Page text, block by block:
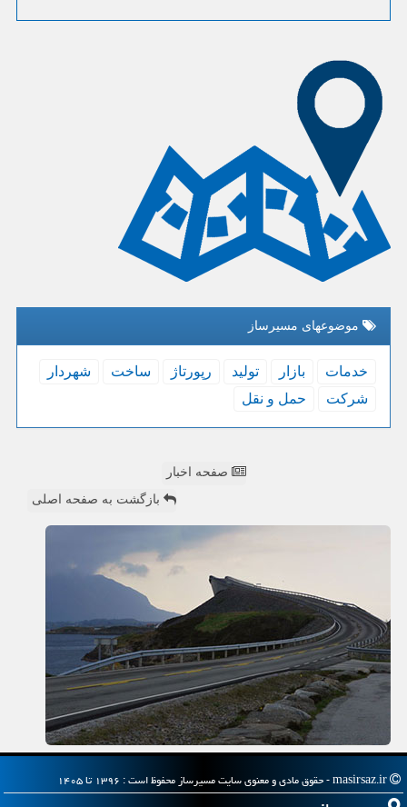
موضوعهای مسیرساز
خدمات بازار تولید رپورتاژ ساخت
شهردار
شركت
حمل و نقل
صفحه اخبار
بازگشت به صفحه اصلی